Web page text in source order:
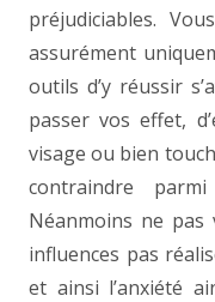
préjudiciables.
assurément
outils d’y réussir
passer vos effet,
visage ou bien
contraindre
Néanmoins ne
influences pas
et ainsi l’anxiété